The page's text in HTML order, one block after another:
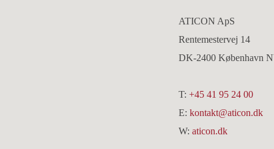
ATICON ApS
Rentemestervej 14
DK-2400 København
T: +45 41 95 24 00
E: kontakt@aticon.dk
W: aticon.dk